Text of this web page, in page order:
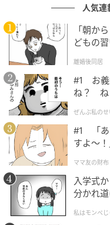
mamagirl
上品さ漂うハンドル
人気連
「朝か
どもの
離婚後同居
#1 お義
ね？ ね
ぜんぶ私のせ
#1 「あ
すよ〜
ママ友の財布
入学式
分かれ
私はモンペ